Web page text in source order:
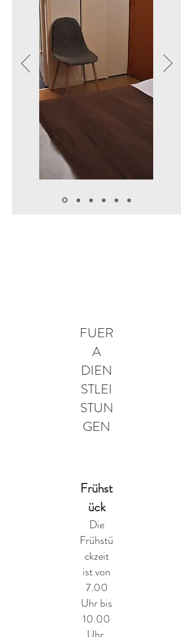
FUER
A
DIEN
STLEI
STUN
GEN
Frühst
ück
Die
Frühstü
ckzeit
ist von
7.00
Uhr bis
10.00